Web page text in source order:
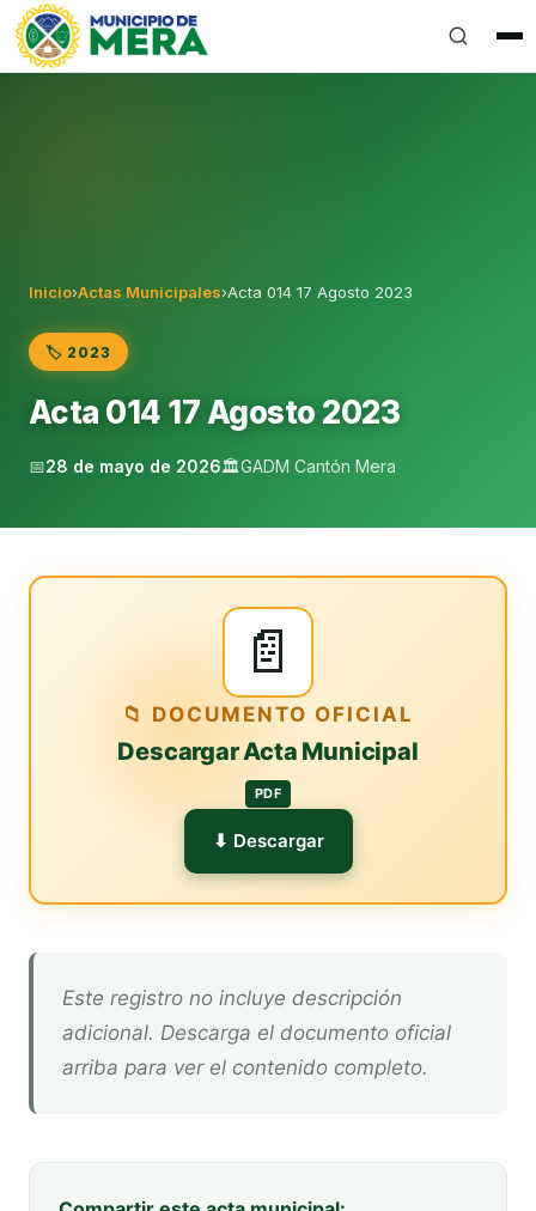
Gobierno Autónomo Descentralizado Municipal del
Inicio›Actas Municipales›Acta 014 17 Agosto 2023
🏷️ 2023
Acta 014 17 Agosto 2023
📅28 de mayo de 2026🏛️GADM Cantón Mera
📄
📁 DOCUMENTO OFICIAL
Descargar Acta Municipal
PDF
⬇ Descargar
Este registro no incluye descripción
adicional. Descarga el documento oficial
arriba para ver el contenido completo.